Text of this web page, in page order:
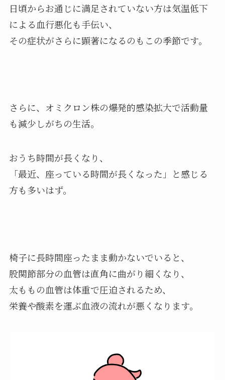
日頃からお通じに満足されていない方は気温低下
による血行悪化も手伝い、
その症状がさらに顕著になるのもこの季節です。
さらに、オミクロン株の爆発的感染拡大で活動量
も減少しがちの生活。
おうち時間が長くなり、
「最近、座っている時間が長くなった」と感じる
方も多いはず。
椅子に長時間座ったまま動かないでいると、
股関節部分の血管は直角に曲がり細くなり、
太ももの血管は体重で圧迫されるため、
栄養や酸素を運ぶ血液の流れが悪くなります。